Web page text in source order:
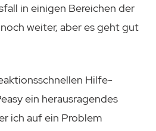
in einigen Bereichen der
weiter, aber es geht gut
Hilfe-
ein herausragendes
ich auf ein Problem